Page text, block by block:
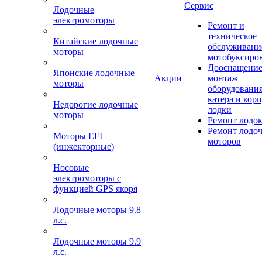
Лодочные
электромоторы
Китайские лодочные
моторы
Японские лодочные
моторы
Недорогие лодочные
моторы
Моторы EFI
(инжекторные)
Носовые
электромоторы с
функцией GPS якоря
Лодочные моторы 9.8
л.с.
Лодочные моторы 9.9
л.с.
Акции
Сервис
Ремонт и
техническое
монтаж
катера и
лодки
Ремонт
Ремонт
моторов